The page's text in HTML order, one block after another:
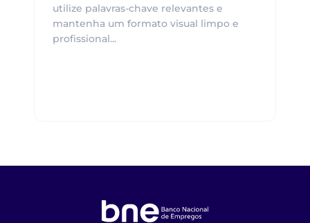
utilize palavras-chave relevantes e
mantenha um formato visual limpo e
profissional...